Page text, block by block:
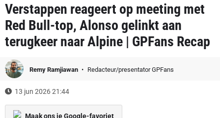
Verstappen reageert op meeting met
Red Bull-top, Alonso gelinkt aan
terugkeer naar Alpine | GPFans Recap
Remy Ramjiawan Redacteur/presentator GPFans
13 jun 2026 21:44
Maak ons je Google-favoriet